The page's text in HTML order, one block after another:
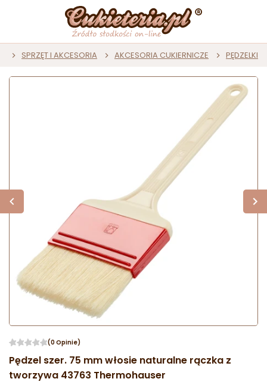
SPRZĘT I AKCESORIA AKCESORIA CUKIERNICZE PĘDZELKI
(0 Opinie)
Pędzel szer. 75 mm włosie naturalne rączka z
tworzywa 43763 Thermohauser